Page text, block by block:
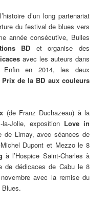
d’un long partenariat
du festival de blues vers
année consécutive, Bulles
BD et organise des
avec les auteurs dans
en 2014, les deux
Prix de la BD aux couleurs
(de Franz Duchazeau) à la
Jolie, exposition Love in
de Limay, avec séances de
Dupont et Mezzo le 8
à l’Hospice Saint-Charles à
de dédicaces de Cabu le 8
avec la remise du
Blues.